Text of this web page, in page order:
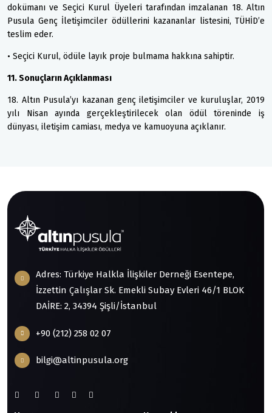
dokümanı ve Seçici Kurul Üyeleri tarafından imzalanan 18. Altın
Pusula Genç İletişimciler ödüllerini kazananlar listesini, TÜHİD’e
teslim eder.
• Seçici Kurul, ödüle layık proje bulmama hakkına sahiptir.
11. Sonuçların Açıklanması
18. Altın Pusula’yı kazanan genç iletişimciler ve kuruluşlar, 2019
yılı Nisan ayında gerçekleştirilecek olan ödül töreninde iş
dünyası, iletişim camiası, medya ve kamuoyuna açıklanır.
Adres: Türkiye Halkla İlişkiler Derneği Esentepe,
İzzettin Çalışlar Sk. Emekli Subay Evleri 46/1 BLOK
DAİRE: 2, 34394 Şişli/İstanbul
+90 (212) 258 02 07
bilgi@altinpusula.org